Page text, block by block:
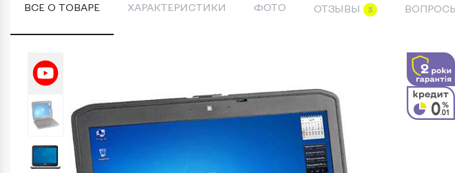
ВСЕ О ТОВАРЕ ХАРАКТЕРИСТИКИ ФОТО ОТЗЫВЫ 3